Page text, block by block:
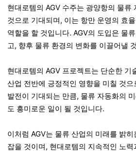
현대로템의 AGV 수주는 광양항의 물류
것으로 기대되며, 이는 항만 운영의 효
역할을 할 것입니다. AGV의 도입은 물
고, 향후 물류 환경의 변화를 이끌어낼
현대로템의 AGV 프로젝트는 단순한 기
산업 전반에 긍정적인 영향을 미칠 것
발전이 기대되는 만큼, 물류 자동화의
도 흥미로운 일이 될 것입니다.
이처럼 AGV는 물류 산업의 미래를 밝
잡을 것이며, 현대로템의 지속적인 노